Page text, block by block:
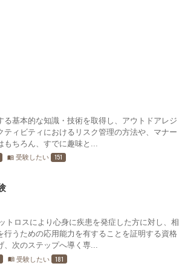
基本的な知識・技術を取得し、アウトドアレジ
ィビティにおけるリスク管理の方法や、マナー
ちろん、すでに趣味と...
menu_book 受験したい 151
ロスにより心身に疾患を発症した方に対し、相
うための応用能力を有することを証明する資格
、次のステップへ導く専...
menu_book 受験したい 181